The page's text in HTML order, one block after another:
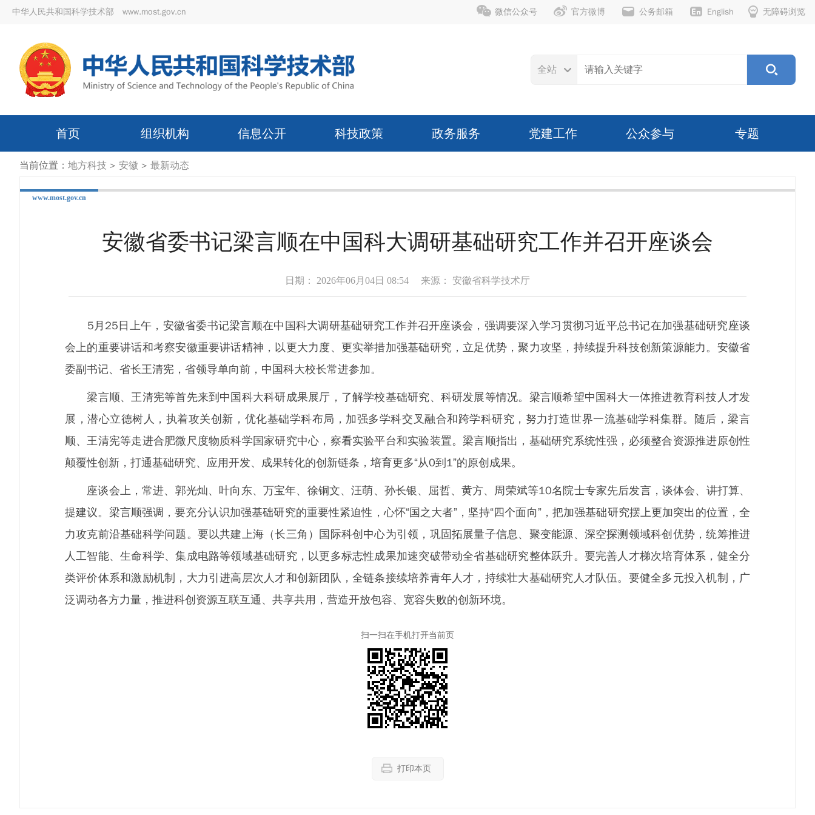
中华人民共和国科学技术部 www.most.gov.cn 无障碍浏览
English
公务邮箱
官方微博
微信公众号
全站
首页 组织机构 信息公开 科技政策 政务服务 党建工作 公众参与 专题
当前位置： 地方科技 > 安徽 > 最新动态
www.most.gov.cn
安徽省委书记梁言顺在中国科大调研基础研究工作并召开座谈会
日期： 2026年06月04日 08:54 来源： 安徽省科学技术厅
5月25日上午，安徽省委书记梁言顺在中国科大调研基础研究工作并召开座谈会，强调要深入学习贯彻习近平总书记在加强基础研究座谈
会上的重要讲话和考察安徽重要讲话精神，以更大力度、更实举措加强基础研究，立足优势，聚力攻坚，持续提升科技创新策源能力。安徽省
委副书记、省长王清宪，省领导单向前，中国科大校长常进参加。
梁言顺、王清宪等首先来到中国科大科研成果展厅，了解学校基础研究、科研发展等情况。梁言顺希望中国科大一体推进教育科技人才发
展，潜心立德树人，执着攻关创新，优化基础学科布局，加强多学科交叉融合和跨学科研究，努力打造世界一流基础学科集群。随后，梁言
顺、王清宪等走进合肥微尺度物质科学国家研究中心，察看实验平台和实验装置。梁言顺指出，基础研究系统性强，必须整合资源推进原创性
颠覆性创新，打通基础研究、应用开发、成果转化的创新链条，培育更多“从0到1”的原创成果。
座谈会上，常进、郭光灿、叶向东、万宝年、徐铜文、汪萌、孙长银、屈哲、黄方、周荣斌等10名院士专家先后发言，谈体会、讲打算、
提建议。梁言顺强调，要充分认识加强基础研究的重要性紧迫性，心怀“国之大者”，坚持“四个面向”，把加强基础研究摆上更加突出的位置，全
力攻克前沿基础科学问题。要以共建上海（长三角）国际科创中心为引领，巩固拓展量子信息、聚变能源、深空探测领域科创优势，统筹推进
人工智能、生命科学、集成电路等领域基础研究，以更多标志性成果加速突破带动全省基础研究整体跃升。要完善人才梯次培育体系，健全分
类评价体系和激励机制，大力引进高层次人才和创新团队，全链条接续培养青年人才，持续壮大基础研究人才队伍。要健全多元投入机制，广
泛调动各方力量，推进科创资源互联互通、共享共用，营造开放包容、宽容失败的创新环境。
扫一扫在手机打开当前页
打印本页